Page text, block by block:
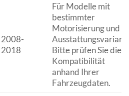
2008-
2018
Für Modelle mit
bestimmter
Motorisierung und
Bitte prüfen Sie die
Kompatibilität
anhand Ihrer
Fahrzeugdaten.